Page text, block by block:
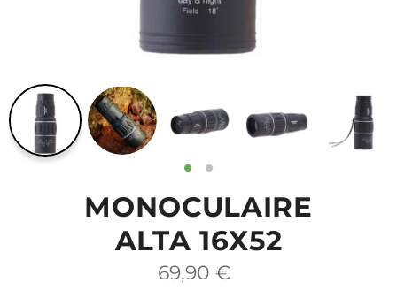
MONOCULAIRE
ALTA 16X52
Prix
régulier
69,90 €